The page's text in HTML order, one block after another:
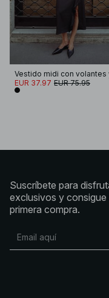
EUR 37.97 EUR 75.95
Suscríbete para
exclusivos y
primera compra.